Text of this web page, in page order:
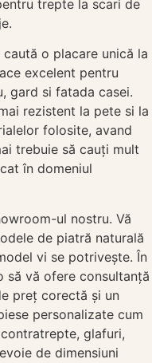
trepte la scari de
o placare unică la
excelent pentru
gard si fatada casei.
rezistent la pete si la
folosite, avand
trebuie să cauți mult
în domeniul
ul nostru. Vă
de piatră naturală
vi se potrivește. În
să vă ofere consultanță
preț corectă și un
personalizate cum
glafuri,
de dimensiuni